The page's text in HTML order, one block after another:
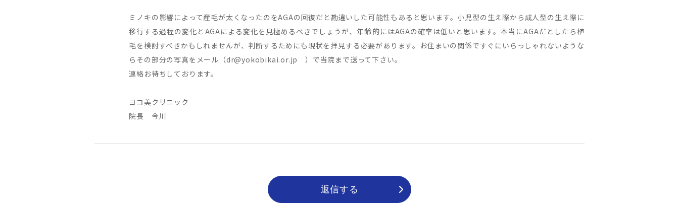
ミノキの影響によって産毛が太くなったのをAGAの回復だと勘違いした可能性もあると思います。小児型の生え際から成人型の生え際に
移行する過程の変化とAGAによる変化を見極めるべきでしょうが、年齢的にはAGAの確率は低いと思います。本当にAGAだとしたら植
毛を検討すべきかもしれませんが、判断するためにも現状を拝見する必要があります。お住まいの関係ですぐにいらっしゃれないような
らその部分の写真をメール（dr@yokobikai.or.jp ）で当院まで送って下さい。
連絡お待ちしております。
ヨコ美クリニック
院長 今川
返信する